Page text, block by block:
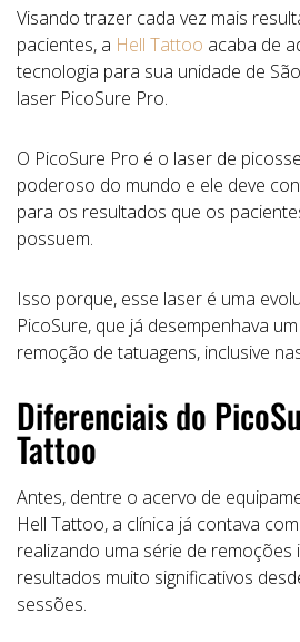
Visando trazer cada vez mais
pacientes, a Hell Tattoo acaba de
tecnologia para sua unidade de
laser PicoSure Pro.
O PicoSure Pro é o laser de
poderoso do mundo e ele deve
para os resultados que os
possuem.
Isso porque, esse laser é uma
PicoSure, que já desempenhava
remoção de tatuagens, inclusive
Diferenciais do
Tattoo
Antes, dentre o acervo de
Hell Tattoo, a clínica já contava
realizando uma série de remoções
resultados muito significativos
sessões.